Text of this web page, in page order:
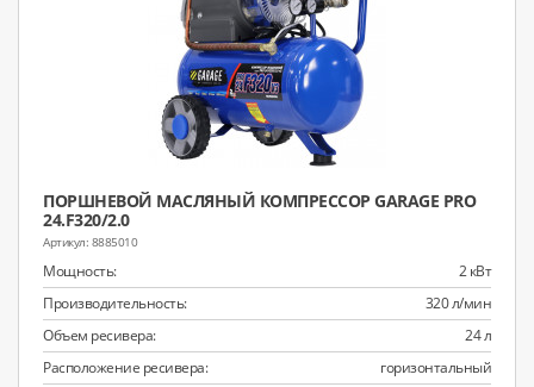
ПОРШНЕВОЙ МАСЛЯНЫЙ КОМПРЕССОР GARAGE PRO
24.F320/2.0
8885010
Мощность:
2 кВт
Производительность:
320 л/мин
Объем ресивера:
24 л
Расположение ресивера:
горизонтальный